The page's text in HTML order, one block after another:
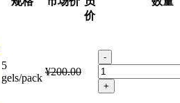
价
5
gels/pack
¥200.00
-
+